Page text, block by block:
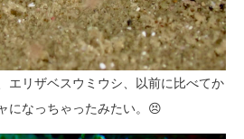
エリザベスウミウシ、以前に比べてか
になっちゃったみたい。😣